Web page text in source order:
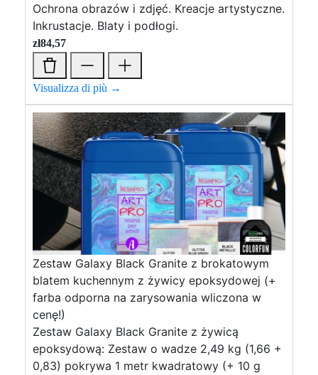
Ochrona obrazów i zdjęć. Kreacje artystyczne.
Inkrustacje. Blaty i podłogi.
zł84,57
Visualizza di più →
Zestaw Galaxy Black Granite z brokatowym
blatem kuchennym z żywicy epoksydowej (+
farba odporna na zarysowania wliczona w
cenę!)
Zestaw Galaxy Black Granite z żywicą
epoksydową: Zestaw o wadze 2,49 kg (1,66 +
0,83) pokrywa 1 metr kwadratowy (+ 10 g